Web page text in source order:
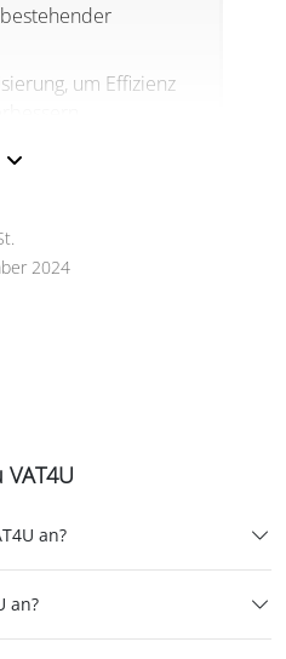
um Effizienz
2024
an?
an?